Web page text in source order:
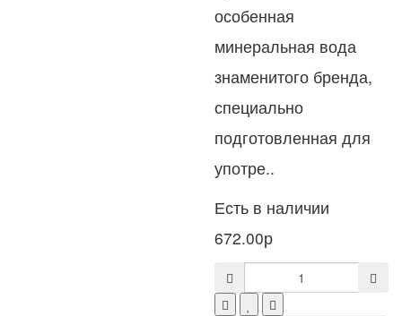
особенная
минеральная вода
знаменитого бренда,
специально
подготовленная для
употре..
Есть в наличии
672.00р